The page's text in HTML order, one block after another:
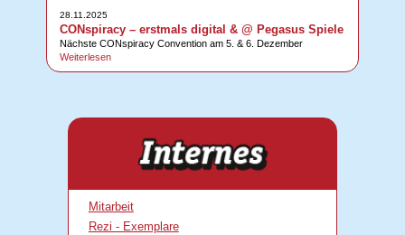
28.11.2025
CONspiracy – erstmals digital & @ Pegasus Spiele
Nächste CONspiracy Convention am 5. & 6. Dezember
Weiterlesen
Mitarbeit
Rezi - Exemplare